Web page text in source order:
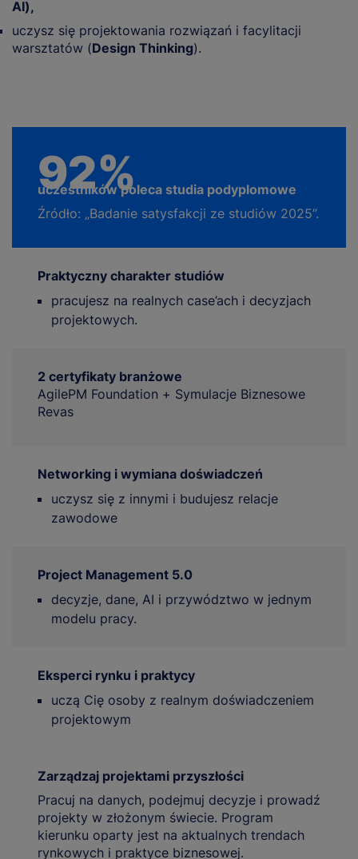
AI),
uczysz się projektowania rozwiązań i facylitacji
warsztatów (Design Thinking).
92%
uczestników poleca studia podyplomowe
Źródło: „Badanie satysfakcji ze studiów 2025”.
Praktyczny charakter studiów
pracujesz na realnych case’ach i decyzjach
projektowych.
2 certyfikaty branżowe
AgilePM Foundation + Symulacje Biznesowe
Revas
Networking i wymiana doświadczeń
uczysz się z innymi i budujesz relacje
zawodowe
Project Management 5.0
decyzje, dane, AI i przywództwo w jednym
modelu pracy.
Eksperci rynku i praktycy
uczą Cię osoby z realnym doświadczeniem
projektowym
Zarządzaj projektami przyszłości
Pracuj na danych, podejmuj decyzje i prowadź
projekty w złożonym świecie. Program
kierunku oparty jest na aktualnych trendach
rynkowych i praktyce biznesowej.